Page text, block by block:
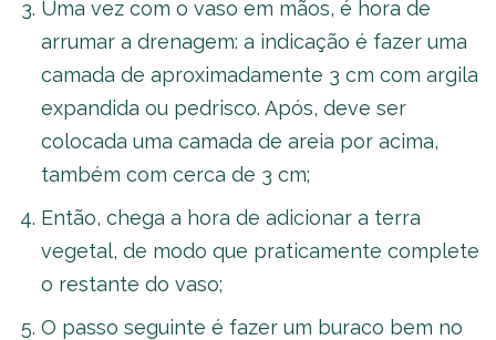
Uma vez com o vaso em mãos, é hora de
arrumar a drenagem: a indicação é fazer uma
camada de aproximadamente 3 cm com argila
expandida ou pedrisco. Após, deve ser
colocada uma camada de areia por acima,
também com cerca de 3 cm;
Então, chega a hora de adicionar a terra
vegetal, de modo que praticamente complete
o restante do vaso;
O passo seguinte é fazer um buraco bem no